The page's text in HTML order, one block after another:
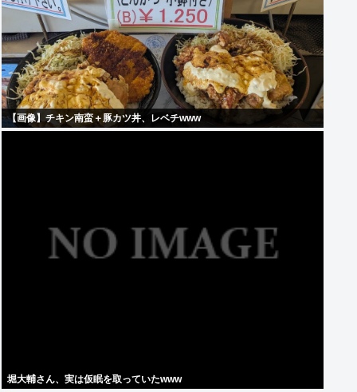
【画像】チキン南蛮＋豚カツ丼、レベチwww
堀大輔さん、実は仮眠を取っていたwww